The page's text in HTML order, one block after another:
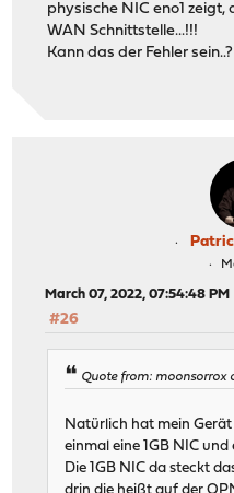
physische NIC eno1 zeigt,
WAN Schnittstelle...!!!
Kann das der Fehler sein..?
March 07, 2022, 07:54:48 PM
#26
Quote from: moonsorrox
Natürlich hat mein
einmal eine 1GB NIC und
Die 1GB NIC da steckt